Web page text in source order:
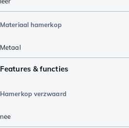
Materiaal hamerkop
Metaal
Features & functies
Hamerkop verzwaard
nee